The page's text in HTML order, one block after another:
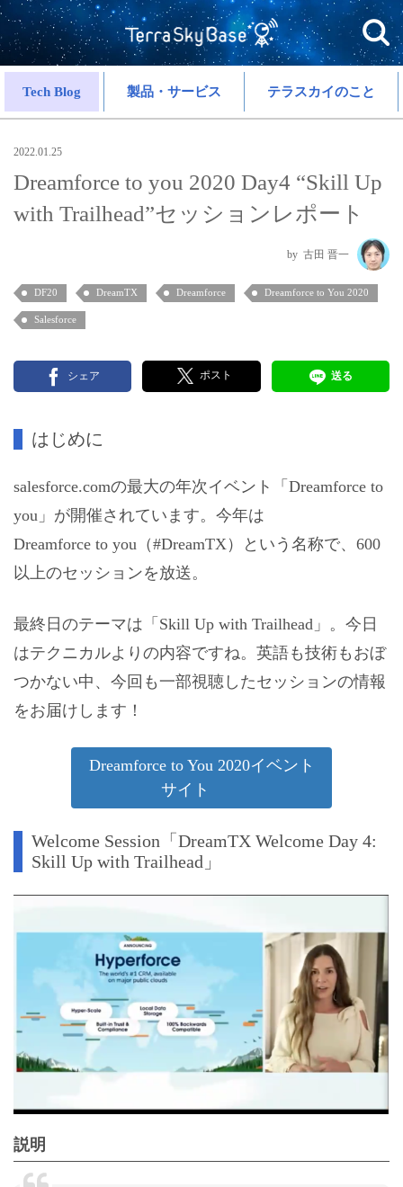
Tech Blog 製品・サービス テラスカイのこと
2022.01.25
Dreamforce to you 2020 Day4 “Skill Up
with Trailhead”セッションレポート
古田 晋一
DF20 DreamTX Dreamforce Dreamforce to You 2020
Salesforce
シェア ポスト 送る
はじめに
salesforce.comの最大の年次イベント「Dreamforce to
you」が開催されています。今年は
Dreamforce to you（#DreamTX）という名称で、600
以上のセッションを放送。
最終日のテーマは「Skill Up with Trailhead」。今日
はテクニカルよりの内容ですね。英語も技術もおぼ
つかない中、今回も一部視聴したセッションの情報
をお届けします！
Dreamforce to You 2020イベント
サイト
Welcome Session「DreamTX Welcome Day 4:
Skill Up with Trailhead」
説明